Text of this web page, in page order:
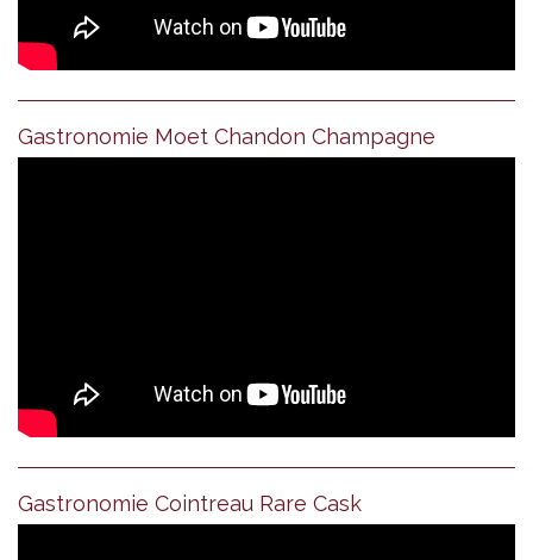
Gastronomie Moet Chandon Champagne
Gastronomie Cointreau Rare Cask